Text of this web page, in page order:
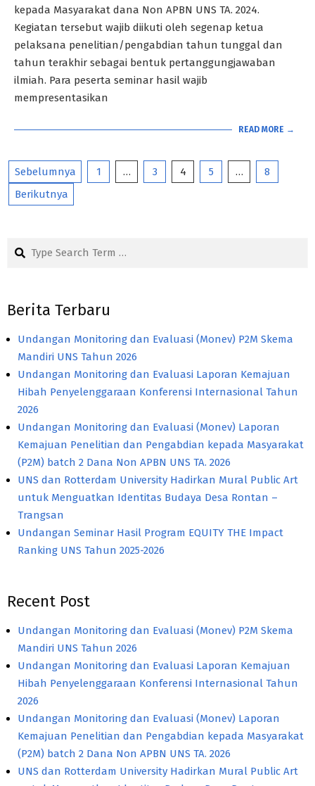
kepada Masyarakat dana Non APBN UNS TA. 2024.
Kegiatan tersebut wajib diikuti oleh segenap ketua
pelaksana penelitian/pengabdian tahun tunggal dan
tahun terakhir sebagai bentuk pertanggungjawaban
ilmiah. Para peserta seminar hasil wajib
mempresentasikan
READ MORE →
Paginasi
pos
Sebelumnya 1 … 3 4 5 …
8
Berikutnya
Search
Berita Terbaru
Undangan Monitoring dan Evaluasi (Monev) P2M Skema
Mandiri UNS Tahun 2026
Undangan Monitoring dan Evaluasi Laporan Kemajuan
Hibah Penyelenggaraan Konferensi Internasional Tahun
2026
Undangan Monitoring dan Evaluasi (Monev) Laporan
Kemajuan Penelitian dan Pengabdian kepada Masyarakat
(P2M) batch 2 Dana Non APBN UNS TA. 2026
UNS dan Rotterdam University Hadirkan Mural Public Art
untuk Menguatkan Identitas Budaya Desa Rontan –
Trangsan
Undangan Seminar Hasil Program EQUITY THE Impact
Ranking UNS Tahun 2025-2026
Recent Post
Undangan Monitoring dan Evaluasi (Monev) P2M Skema
Mandiri UNS Tahun 2026
Undangan Monitoring dan Evaluasi Laporan Kemajuan
Hibah Penyelenggaraan Konferensi Internasional Tahun
2026
Undangan Monitoring dan Evaluasi (Monev) Laporan
Kemajuan Penelitian dan Pengabdian kepada Masyarakat
(P2M) batch 2 Dana Non APBN UNS TA. 2026
UNS dan Rotterdam University Hadirkan Mural Public Art